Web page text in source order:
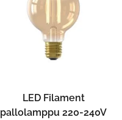
LED Filament
pallolamppu 220-240V